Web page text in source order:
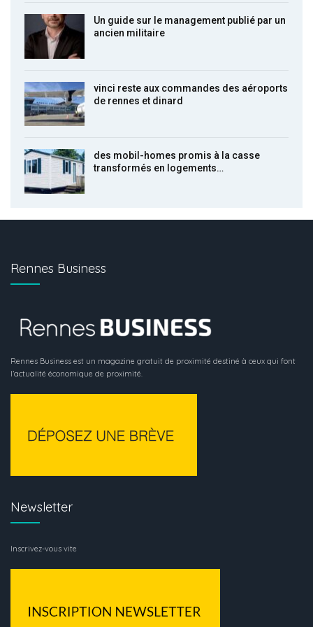
Un guide sur le management publié par un
ancien militaire
vinci reste aux commandes des aéroports
de rennes et dinard
des mobil-homes promis à la casse
transformés en logements…
Rennes Business
Rennes Business est un magazine gratuit de proximité destiné à ceux qui font
l’actualité économique de proximité.
Newsletter
Inscrivez-vous vite